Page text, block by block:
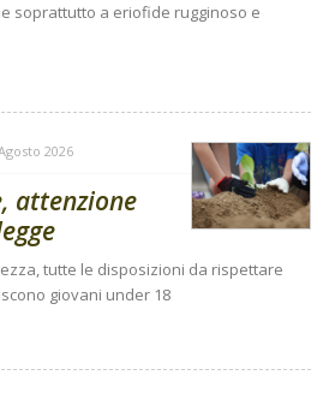
soprattutto a eriofide rugginoso e
2026
attenzione
tutte le disposizioni da rispettare
giovani under 18